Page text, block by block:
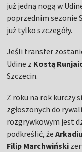
już jedną nogą w
poprzednim sezonie
już tylko szczegóły.
Jeśli transfer
Udine z Kostą
Szczecin.
Z roku na rok kurczy
zgłoszonych do
rozgrywkowym jest
podkreślić, że
Filip Marchwiński